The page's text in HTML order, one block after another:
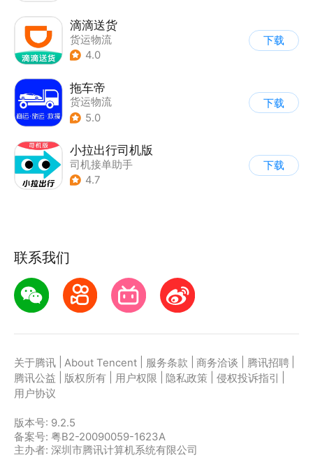
滴滴送货
货运物流
4.0
下载
拖车帝
货运物流
5.0
下载
小拉出行司机版
司机接单助手
4.7
下载
联系我们
关于腾讯 About Tencent 服务条款 商务洽谈 腾讯招聘
腾讯公益
版权所有 用户权限 隐私政策 侵权投诉指引
用户协议
版本号: 9.2.5
备案号: 粤B2-20090059-1623A
主办者: 深圳市腾讯计算机系统有限公司